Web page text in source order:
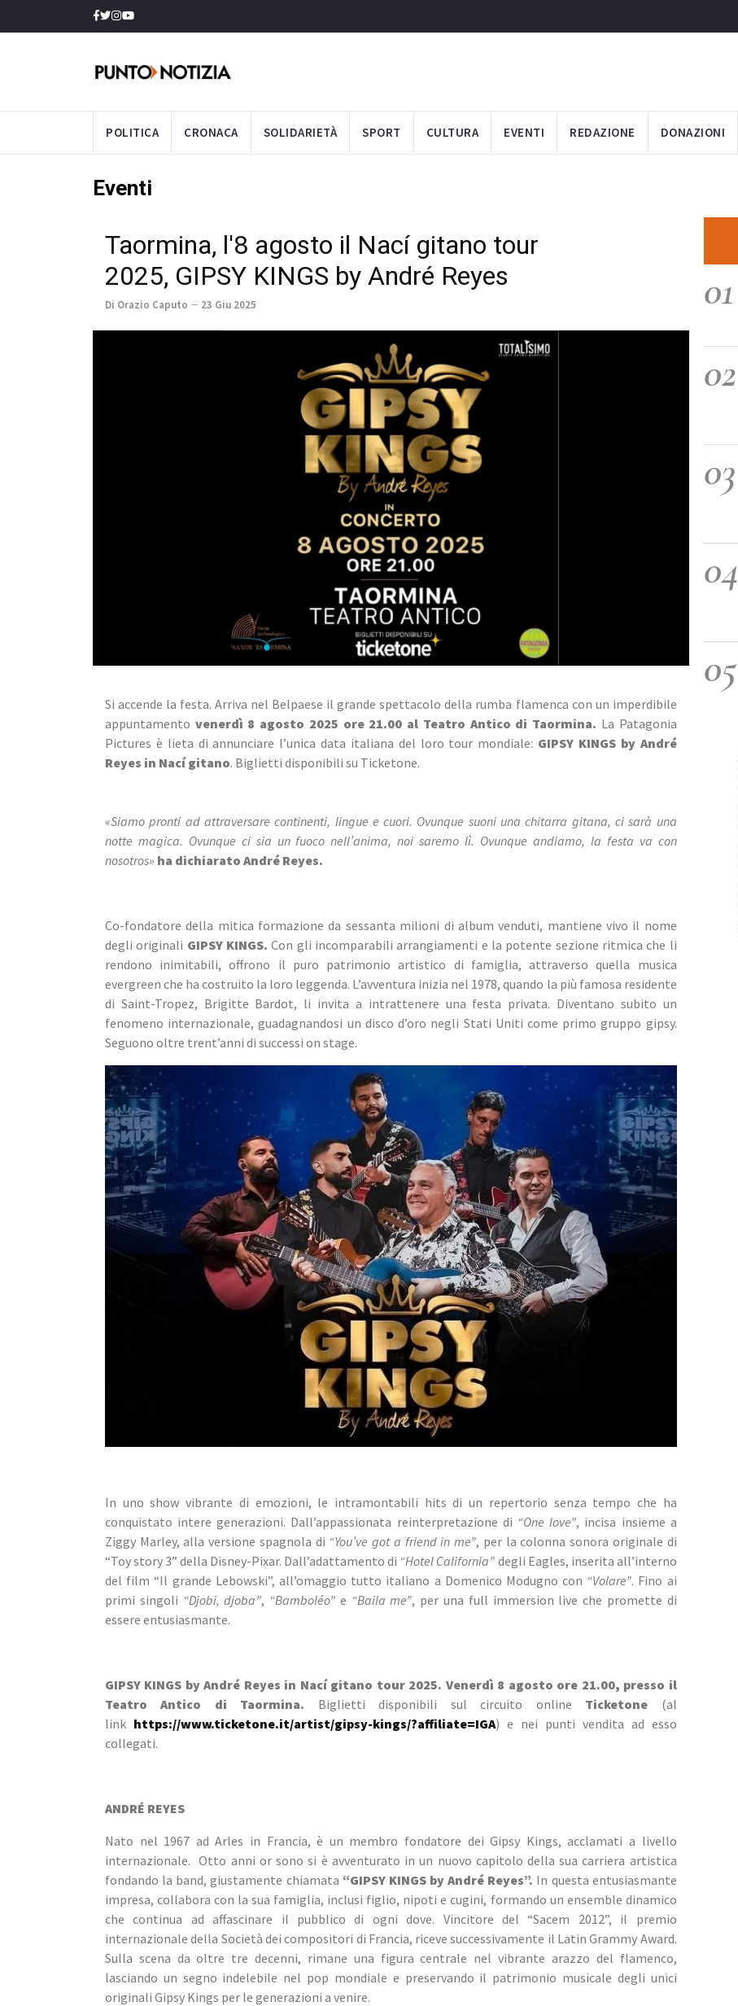
POLITICA CRONACA SOLIDARIETÀ SPORT CULTURA EVENTI REDAZIONE DONAZIONI
Eventi
Taormina, l'8 agosto il Nací gitano tour
2025, GIPSY KINGS by André Reyes
Di Orazio Caputo 23 Giu 2025
Si accende la festa. Arriva nel Belpaese il grande spettacolo della rumba flamenca con un imperdibile
appuntamento venerdì 8 agosto 2025 ore 21.00 al Teatro Antico di Taormina. La Patagonia
Pictures è lieta di annunciare l’unica data italiana del loro tour mondiale: GIPSY KINGS by André
Reyes in Nací gitano. Biglietti disponibili su Ticketone.
«Siamo pronti ad attraversare continenti, lingue e cuori. Ovunque suoni una chitarra gitana, ci sarà una
notte magica. Ovunque ci sia un fuoco nell’anima, noi saremo lì. Ovunque andiamo, la festa va con
nosotros» ha dichiarato André Reyes.
Co-fondatore della mitica formazione da sessanta milioni di album venduti, mantiene vivo il nome
degli originali GIPSY KINGS. Con gli incomparabili arrangiamenti e la potente sezione ritmica che li
rendono inimitabili, offrono il puro patrimonio artistico di famiglia, attraverso quella musica
evergreen che ha costruito la loro leggenda. L’avventura inizia nel 1978, quando la più famosa residente
di Saint-Tropez, Brigitte Bardot, li invita a intrattenere una festa privata. Diventano subito un
fenomeno internazionale, guadagnandosi un disco d’oro negli Stati Uniti come primo gruppo gipsy.
Seguono oltre trent’anni di successi on stage.
In uno show vibrante di emozioni, le intramontabili hits di un repertorio senza tempo che ha
conquistato intere generazioni. Dall’appassionata reinterpretazione di “One love”, incisa insieme a
Ziggy Marley, alla versione spagnola di “You’ve got a friend in me”, per la colonna sonora originale di
“Toy story 3” della Disney-Pixar. Dall’adattamento di “Hotel California” degli Eagles, inserita all’interno
del film “Il grande Lebowski”, all’omaggio tutto italiano a Domenico Modugno con “Volare”. Fino ai
primi singoli “Djobi, djoba”, “Bamboléo” e “Baila me”, per una full immersion live che promette di
essere entusiasmante.
GIPSY KINGS by André Reyes in Nací gitano tour 2025. Venerdì 8 agosto ore 21.00, presso il
Teatro Antico di Taormina. Biglietti disponibili sul circuito online Ticketone (al
link https://www.ticketone.it/artist/gipsy-kings/?affiliate=IGA) e nei punti vendita ad esso
collegati.
ANDRÉ REYES
Nato nel 1967 ad Arles in Francia, è un membro fondatore dei Gipsy Kings, acclamati a livello
internazionale.  Otto anni or sono si è avventurato in un nuovo capitolo della sua carriera artistica
fondando la band, giustamente chiamata “GIPSY KINGS by André Reyes”. In questa entusiasmante
impresa, collabora con la sua famiglia, inclusi figlio, nipoti e cugini, formando un ensemble dinamico
che continua ad affascinare il pubblico di ogni dove. Vincitore del “Sacem 2012”, il premio
internazionale della Società dei compositori di Francia, riceve successivamente il Latin Grammy Award.
Sulla scena da oltre tre decenni, rimane una figura centrale nel vibrante arazzo del flamenco,
lasciando un segno indelebile nel pop mondiale e preservando il patrimonio musicale degli unici
originali Gipsy Kings per le generazioni a venire.
01
02
03
04
05